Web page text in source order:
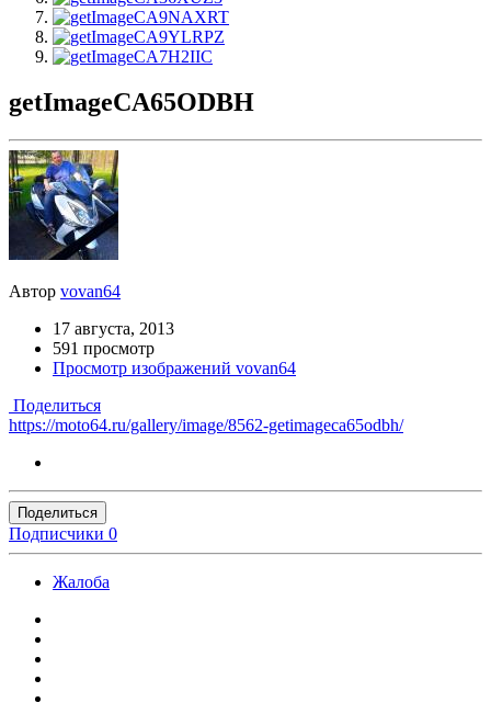
getImageCA65ODBH
Автор vovan64
17 августа, 2013
591 просмотр
Просмотр изображений vovan64
Поделиться
https://moto64.ru/gallery/image/8562-getimageca65odbh/
Поделиться
Подписчики 0
Жалоба